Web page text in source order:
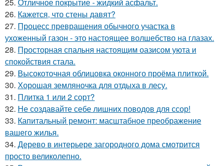
25. Отличное покрытие - жидкий асфальт.
26. Кажется, что стены давят?
27. Процесс превращения обычного участка в
ухоженный газон - это настоящее волшебство на глазах.
28. Просторная спальня настоящим оазисом уюта и
спокойствия стала.
29. Высокоточная облицовка оконного проёма плиткой.
30. Хорошая земляночка для отдыха в лесу.
31. Плитка 1 или 2 сорт?
32. Не создавайте себе лишних поводов для ссор!
33. Капитальный ремонт: масштабное преображение
вашего жилья.
34. Дерево в интерьере загородного дома смотрится
просто великолепно.